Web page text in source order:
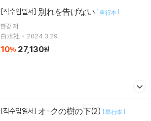
[직수입일서] 別れを告げない [單行本]
한강저
白水社
2024.3.29.
10% 27,130원
[직수입일서] オ-クの樹の下(2) [單行本]